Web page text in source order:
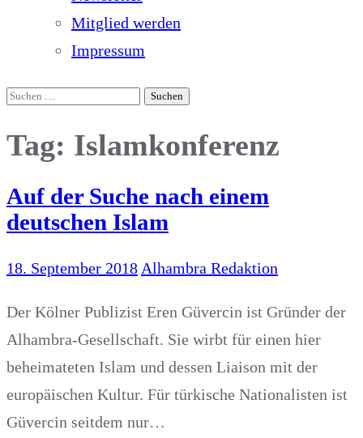
Mitglied werden
Impressum
Suchen
Tag: Islamkonferenz
Auf der Suche nach einem
deutschen Islam
18. September 2018 Alhambra Redaktion
Der Kölner Publizist Eren Güvercin ist Gründer der
Alhambra-Gesellschaft. Sie wirbt für einen hier
beheimateten Islam und dessen Liaison mit der
europäischen Kultur. Für türkische Nationalisten ist
Güvercin seitdem nur…